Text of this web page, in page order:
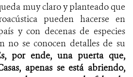
muy claro y planteado que
pueden hacerse en
y con decenas de especies
no se conocen detalles de su
por ende, una puerta que,
apenas se está abriendo,